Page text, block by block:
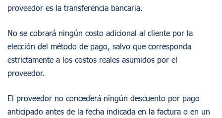
proveedor es la transferencia bancaria.
No se cobrará ningún costo adicional al cliente por la
elección del método de pago, salvo que corresponda
estrictamente a los costos reales asumidos por el
proveedor.
El proveedor no concederá ningún descuento por pago
anticipado antes de la fecha indicada en la factura o en un